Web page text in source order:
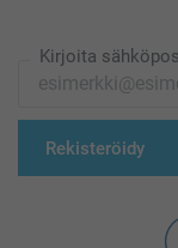
Kirjoita
Rekisteröidy